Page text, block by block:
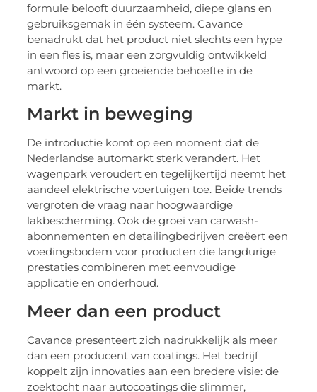
formule belooft duurzaamheid, diepe glans en
gebruiksgemak in één systeem. Cavance
benadrukt dat het product niet slechts een hype
in een fles is, maar een zorgvuldig ontwikkeld
antwoord op een groeiende behoefte in de
markt.
Markt in beweging
De introductie komt op een moment dat de
Nederlandse automarkt sterk verandert. Het
wagenpark veroudert en tegelijkertijd neemt het
aandeel elektrische voertuigen toe. Beide trends
vergroten de vraag naar hoogwaardige
lakbescherming. Ook de groei van carwash-
abonnementen en detailingbedrijven creëert een
voedingsbodem voor producten die langdurige
prestaties combineren met eenvoudige
applicatie en onderhoud.
Meer dan een product
Cavance presenteert zich nadrukkelijk als meer
dan een producent van coatings. Het bedrijf
koppelt zijn innovaties aan een bredere visie: de
zoektocht naar autocoatings die slimmer,